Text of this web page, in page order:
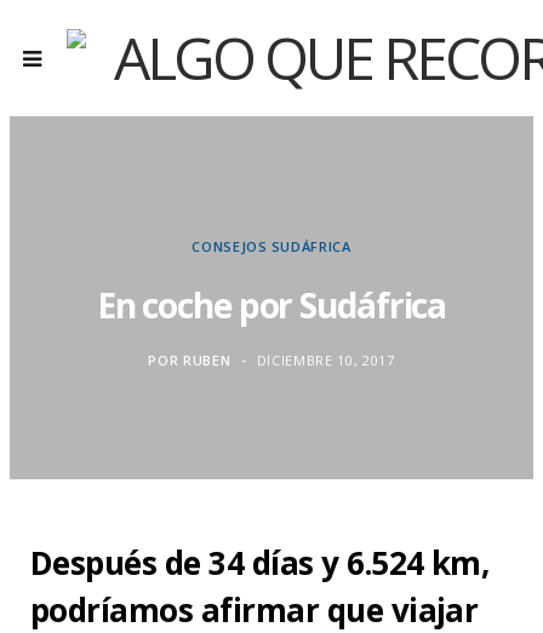
CONSEJOS SUDÁFRICA
En coche por Sudáfrica
POR RUBEN DICIEMBRE 10, 2017
Después de 34 días y 6.524 km,
podríamos afirmar que viajar